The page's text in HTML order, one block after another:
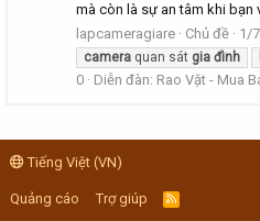
mà còn là sự an tâm khi bạn
lapcameragiare
Chủ đề 1/
camera quan sát gia đình
0
Diễn đàn: Rao Vặt - Mua
Tiếng Việt (VN)
Quảng cáo Trợ giúp
R
S